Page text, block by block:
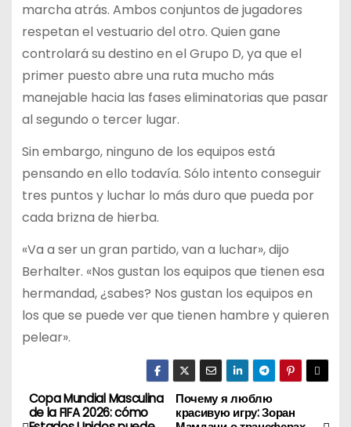
marcha atrás. Ambos conjuntos de jugadores
respetan el vestuario del otro. Quien gane
controlará su destino en el Grupo D, ya que el
primer puesto abre una ruta mucho más
manejable hacia las fases eliminatorias que pasar
al segundo o tercer lugar.
Sin embargo, ninguno de los equipos está
pensando en ello todavía. Sólo intento conseguir
tres puntos y luchar lo más duro que pueda por
cada brizna de hierba.
«Va a ser un gran partido, van a luchar», dijo
Berhalter. «Nos gustan los equipos que tienen esa
hermandad, ¿sabes? Nos gustan los equipos en
los que se puede ver que tienen hambre y quieren
pelear».
N
Почему я люблю
красивую игру: Зоран
Copa Mundial Masculina
de la FIFA 2026: cómo